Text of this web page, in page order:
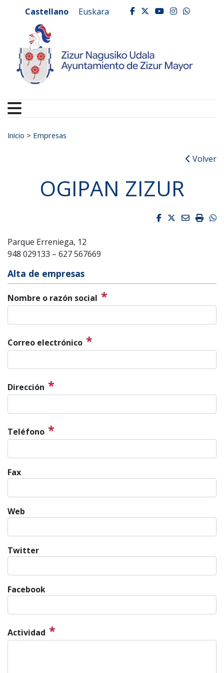
Ayuntamiento de
Castellano Euskara facebook
twitter
youtube
Buscar:
Inicio > Empresas
Volver
OGIPAN ZIZUR
Facebook
Twitter
Email
Parque Erreniega, 12
948 029133 – 627 567669
Alta de empresas
Nombre o razón social *
Correo electrónico *
Dirección *
Teléfono *
Fax
Web
Twitter
Facebook
Actividad *